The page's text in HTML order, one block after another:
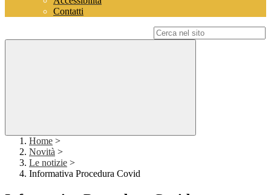
Contatti
Home >
Novità >
Le notizie >
Informativa Procedura Covid